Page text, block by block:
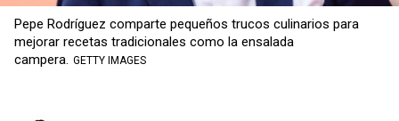
Pepe Rodríguez comparte pequeños trucos culinarios para
mejorar recetas tradicionales como la ensalada
campera. GETTY IMAGES